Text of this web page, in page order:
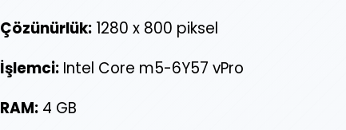
Çözünürlük: 1280 x 800 piksel
İşlemci: Intel Core m5-6Y57 vPro
RAM: 4 GB